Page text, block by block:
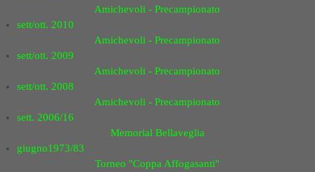
Amichevoli - Precampionato
sett/ott. 2010
Amichevoli - Precampionato
sett/ott. 2009
Amichevoli - Precampionato
sett/ott. 2008
Amichevoli - Precampionato
sett. 2006/16
Memorial Bellaveglia
giugno1973/83
Torneo "Coppa Affogasanti"